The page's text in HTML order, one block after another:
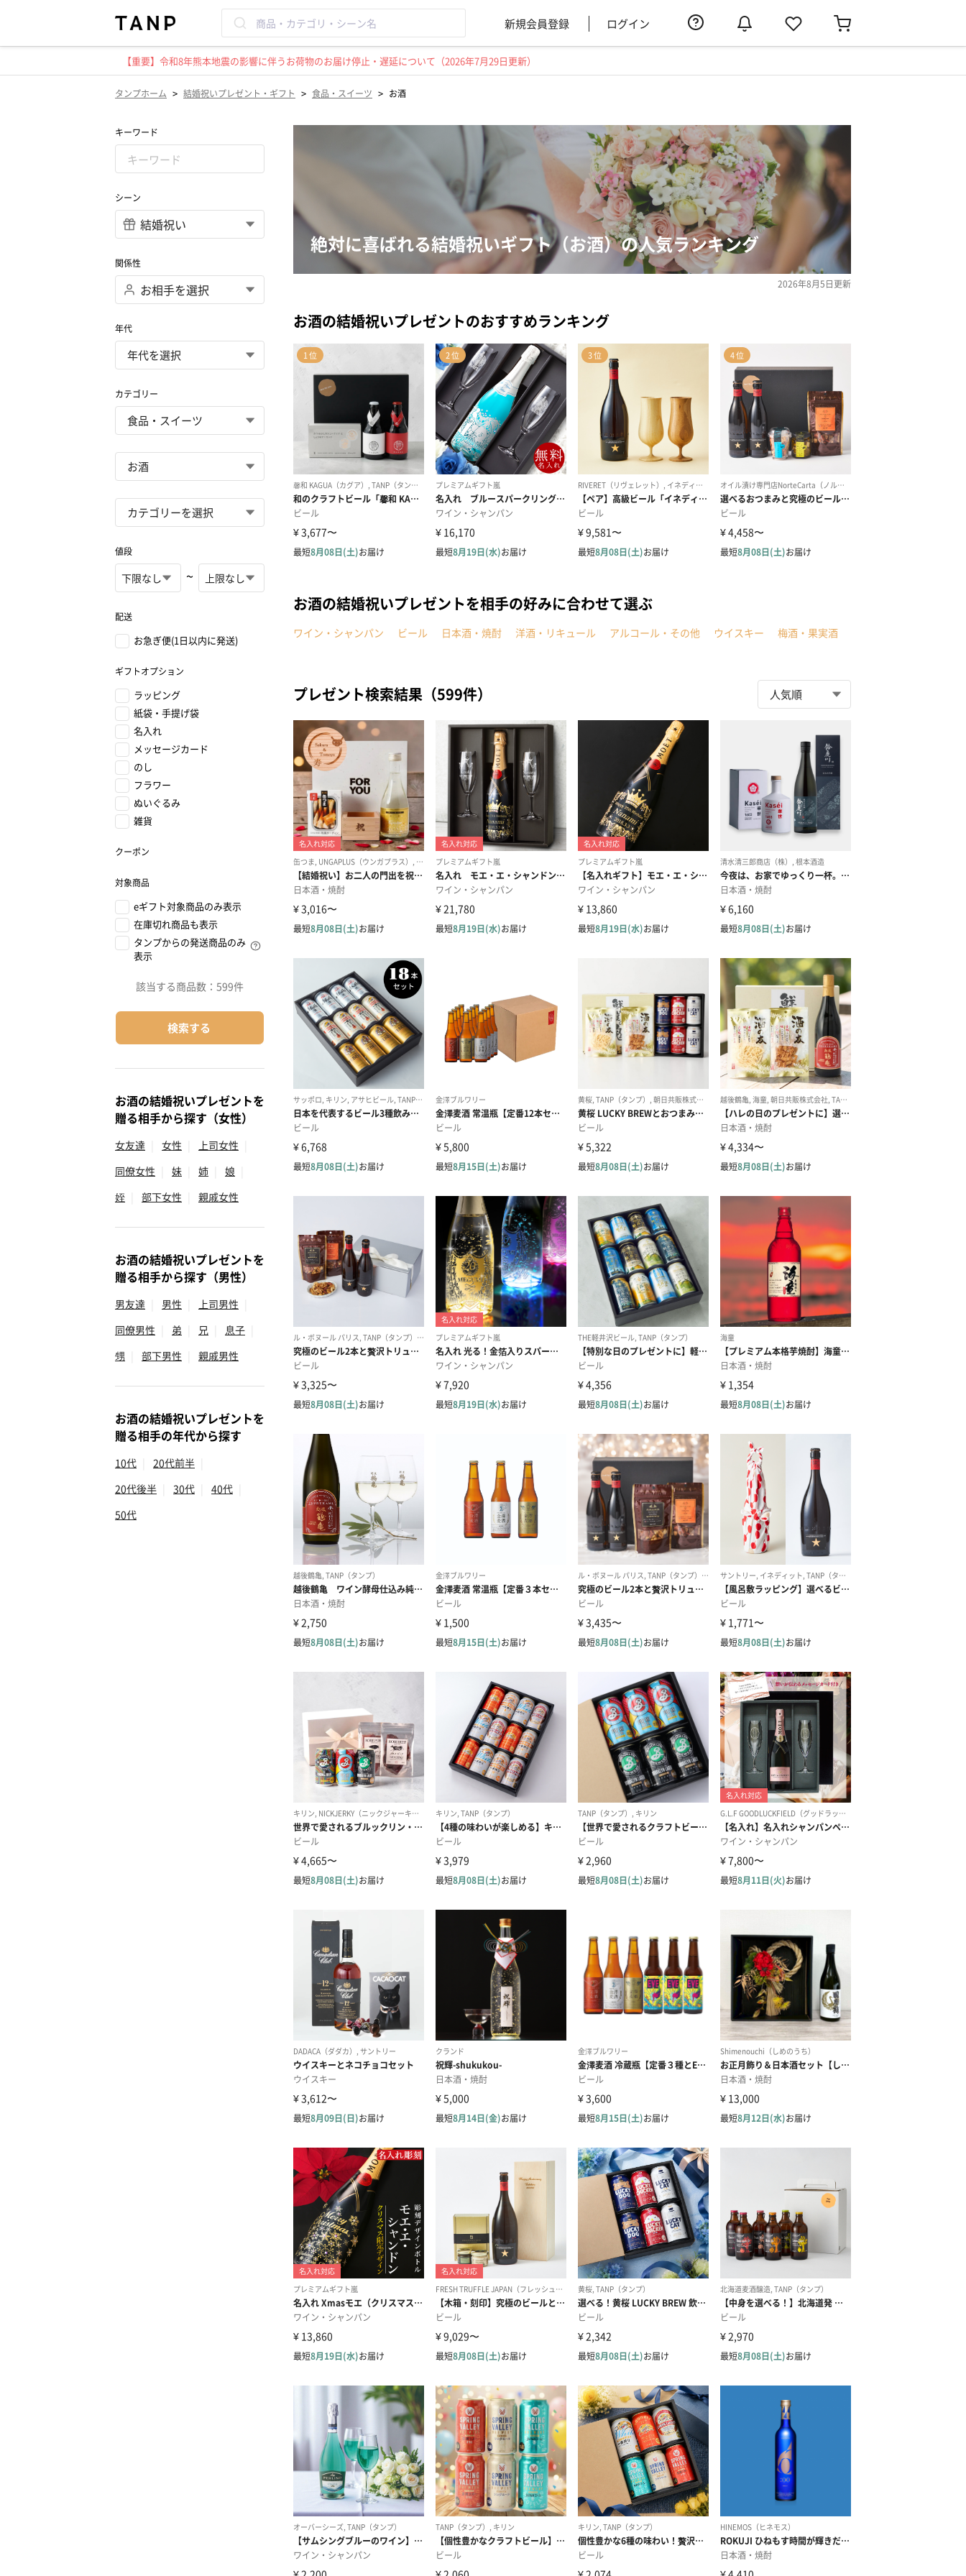
新規会員登録 ログイン
【重要】令和8年熊本地震の影響に伴うお荷物のお届け停止・遅延について（2026年7月29日更新）
タンプホーム > 結婚祝いプレゼント・ギフト > 食品・スイーツ > お酒
キーワード
シーン
関係性
年代
カテゴリー
値段
~
配送
お急ぎ便(1日以内に発送)
ギフトオプション
ラッピング
紙袋・手提げ袋
名入れ
メッセージカード
のし
フラワー
ぬいぐるみ
雑貨
クーポン
対象商品
eギフト対象商品のみ表示
在庫切れ商品も表示
タンプからの発送商品のみ
表示
該当する商品数： 599件
検索する
お酒の結婚祝いプレゼントを
贈る相手から探す（女性）
女友達 女性 上司女性
同僚女性
妹 姉 娘
姪
部下女性 親戚女性
お酒の結婚祝いプレゼントを
贈る相手から探す（男性）
男友達 男性 上司男性
同僚男性
弟 兄 息子
甥
部下男性 親戚男性
お酒の結婚祝いプレゼントを
贈る相手の年代から探す
10代 20代前半
20代後半
30代 40代
50代
絶対に喜ばれる結婚祝いギフト（お酒）の人気ランキング
2026年8月5日更新
お酒の結婚祝いプレゼントのおすすめランキング
お酒の結婚祝いプレゼントを相手の好みに合わせて選ぶ
ワイン・シャンパン ビール 日本酒・焼酎 洋酒・リキュール アルコール・その他 ウイスキー 梅酒・果実酒
プレゼント検索結果（599件）